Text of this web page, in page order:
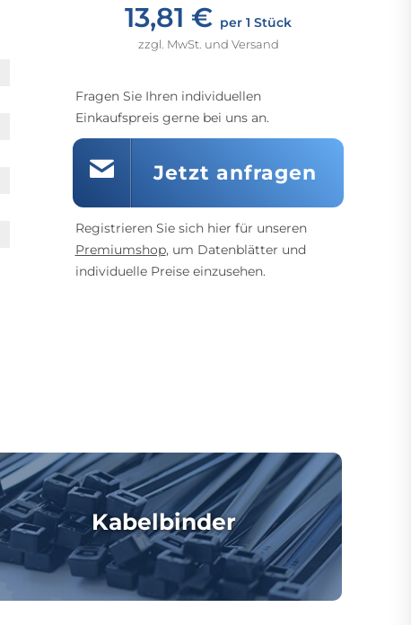
13,81 € per 1 Stück
zzgl. MwSt. und Versand
Fragen Sie Ihren individuellen
Einkaufspreis gerne bei uns an.
Jetzt anfragen
Registrieren Sie sich hier für unseren
Premiumshop, um Datenblätter und
individuelle Preise einzusehen.
Kabelbinder